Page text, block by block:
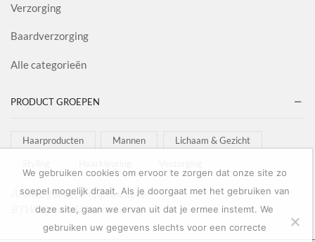
Verzorging
Baardverzorging
Alle categorieën
PRODUCT GROEPEN
Haarproducten Mannen Lichaam & Gezicht
Al onze goederen zijn inclusief
BTW afgebeeld in onze shop!
We gebruiken cookies om ervoor te zorgen dat onze site zo
soepel mogelijk draait. Als je doorgaat met het gebruiken van
deze site, gaan we ervan uit dat je ermee instemt. We
gebruiken uw gegevens slechts voor een correcte